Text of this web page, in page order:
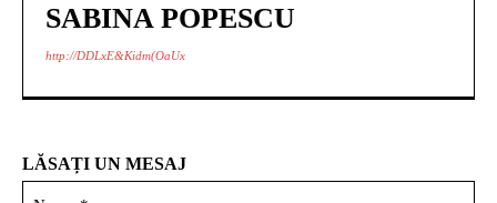
SABINA POPESCU
http://DDLxE&Kidm(OaUx
LĂSAȚI UN MESAJ